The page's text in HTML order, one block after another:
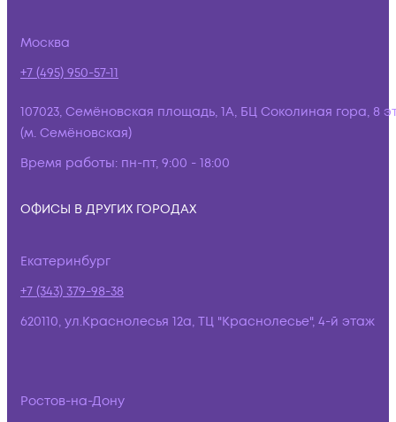
Москва
+7 (495) 950-57-11
107023, Семёновская площадь, 1А, БЦ Соколиная гора, 8
(м. Семёновская)
Время работы: пн-пт, 9:00 - 18:00
ОФИСЫ В ДРУГИХ ГОРОДАХ
Екатеринбург
+7 (343) 379-98-38
620110, ул.Краснолесья 12а, ТЦ "Краснолесье", 4-й этаж
Ростов-на-Дону